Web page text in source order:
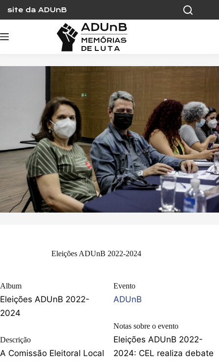
content
site da ADUnB
Eleições ADUnB 2022-2024
Album
Eleições ADUnB 2022-
2024
Descrição
A Comissão Eleitoral Local
Evento
ADUnB
Notas sobre o evento
Eleições ADUnB 2022-
2024: CEL realiza debate